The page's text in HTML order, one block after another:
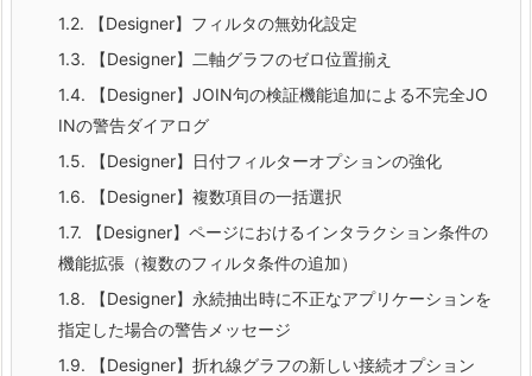
1.2.
【Designer】フィルタの無効化設定
1.3.
【Designer】二軸グラフのゼロ位置揃え
1.4.
【Designer】JOIN句の検証機能追加による不完全JO
INの警告ダイアログ
1.5.
【Designer】日付フィルターオプションの強化
1.6.
【Designer】複数項目の一括選択
1.7.
【Designer】ページにおけるインタラクション条件の
機能拡張（複数のフィルタ条件の追加）
1.8.
【Designer】永続抽出時に不正なアプリケーションを
指定した場合の警告メッセージ
1.9.
【Designer】折れ線グラフの新しい接続オプション